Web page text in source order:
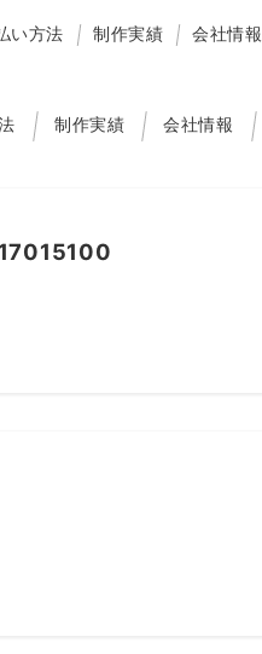
制作実績 会社情報
い方法 制作実績 会社情報